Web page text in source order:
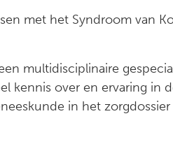
met het Syndroom van
multidisciplinaire
kennis over en ervaring in
in het